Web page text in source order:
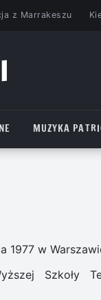
z Marrakeszu
MUZYKA
1977 w
Szkoły